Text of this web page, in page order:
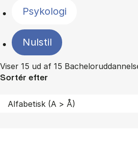
Psykologi
Nulstil
Viser 15 ud af 15
Sortér efter